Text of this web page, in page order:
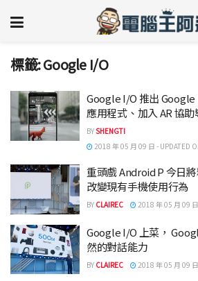
標籤:Google I/O
Google I/O 推出
應用程式、加入 AR 協
BYSHENGTI
2018 年 05 月 09 日 - UPDATED
重頭戲 Android P 今日
改變現有手機使用行為
BY CLAIREC 2018 年 05 月 09 日
Google I/O 上菜，
然的對話能力
BY CLAIREC 2018 年 05 月 09 日